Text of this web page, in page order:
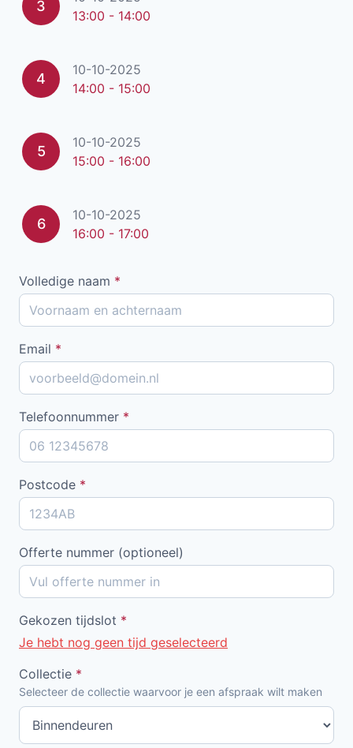
3
13:00 - 14:00
4
10-10-2025
14:00 - 15:00
5
10-10-2025
15:00 - 16:00
6
10-10-2025
16:00 - 17:00
Volledige naam *
Email *
Telefoonnummer *
Postcode *
Offerte nummer (optioneel)
Gekozen tijdslot *
Je hebt nog geen tijd geselecteerd
Collectie *
Selecteer de collectie waarvoor je een afspraak wilt maken